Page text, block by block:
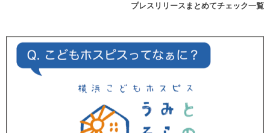
プレスリリースまとめてチェック一覧